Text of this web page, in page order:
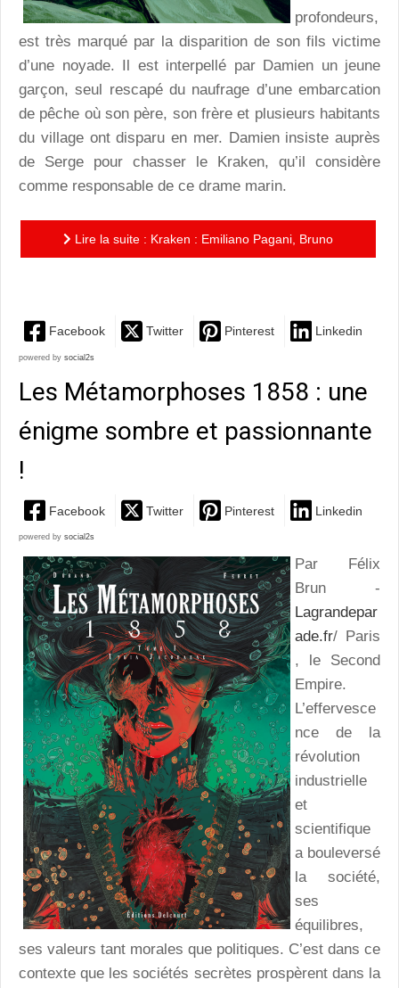
profondeurs,
est très marqué par la disparition de son fils victime
d’une noyade. Il est interpellé par Damien un jeune
garçon, seul rescapé du naufrage d’une embarcation
de pêche où son père, son frère et plusieurs habitants
du village ont disparu en mer. Damien insiste auprès
de Serge pour chasser le Kraken, qu’il considère
comme responsable de ce drame marin.
Lire la suite : Kraken : Emiliano Pagani, Bruno
Facebook Twitter Pinterest Linkedin
powered by social2s
Les Métamorphoses 1858 : une
énigme sombre et passionnante
!
Facebook Twitter Pinterest Linkedin
powered by social2s
Par Félix
Brun -
Lagrandepar
ade.fr/ Paris
, le Second
Empire.
L’effervesce
nce de la
révolution
industrielle
et
scientifique
a bouleversé
la société,
ses
équilibres,
ses valeurs tant morales que politiques. C’est dans ce
contexte que les sociétés secrètes prospèrent dans la